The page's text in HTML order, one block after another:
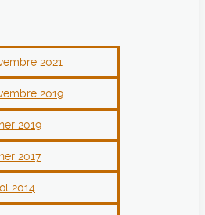
2021
2019
2019
2017
2014